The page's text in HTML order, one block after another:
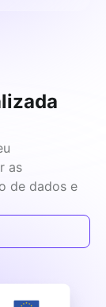
as
de dados e